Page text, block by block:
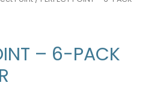
– 6-PACK